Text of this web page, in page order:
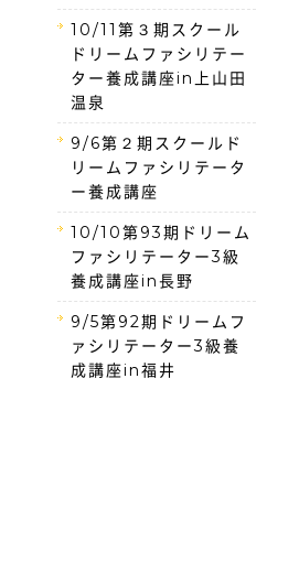
10/11第３期スクール
ドリームファシリテー
ター養成講座in上山田
温泉
9/6第２期スクールド
リームファシリテータ
ー養成講座
10/10第93期ドリーム
ファシリテーター3級
養成講座in長野
9/5第92期ドリームフ
ァシリテーター3級養
成講座in福井